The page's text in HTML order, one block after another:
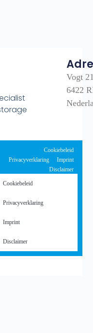
Vogt
6422
Cookiebeleid
Privacyverklaring
Imprint
Disclaimer
Cookiebeleid
Privacyverklaring
Imprint
Disclaimer